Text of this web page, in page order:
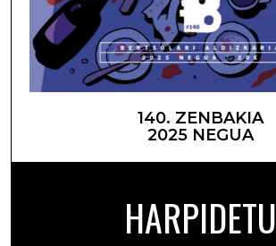
140. ZENBAKIA
2025 NEGUA
HARPIDETU